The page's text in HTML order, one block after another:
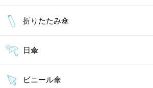
折りたたみ傘
日傘
ビニール傘